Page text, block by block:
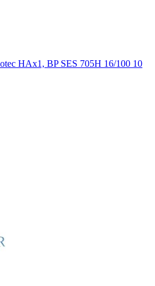
HAx1, BP SES 705H 16/100 10